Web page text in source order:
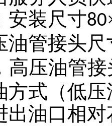
安装尺寸80
油管接头
高压油管
方式（低
出油口相